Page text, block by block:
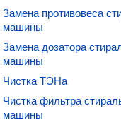
Замена противовеса
машины
Замена дозатора
машины
Чистка ТЭНа
Чистка фильтра
машины